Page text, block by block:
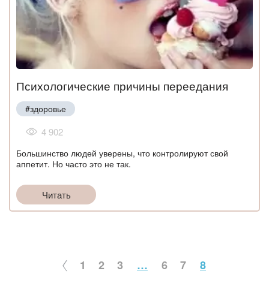
Психологические причины переедания
#здоровье
4 902
Большинство людей уверены, что контролируют свой
аппетит. Но часто это не так.
Читать
1 2 3 … 6 7 8